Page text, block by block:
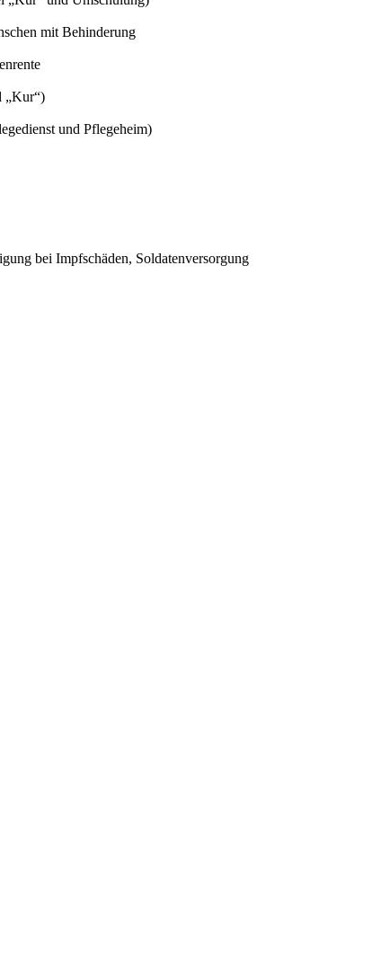
mit Behinderung
„Kur“)
und Pflegeheim)
bei Impfschäden, Soldatenversorgung